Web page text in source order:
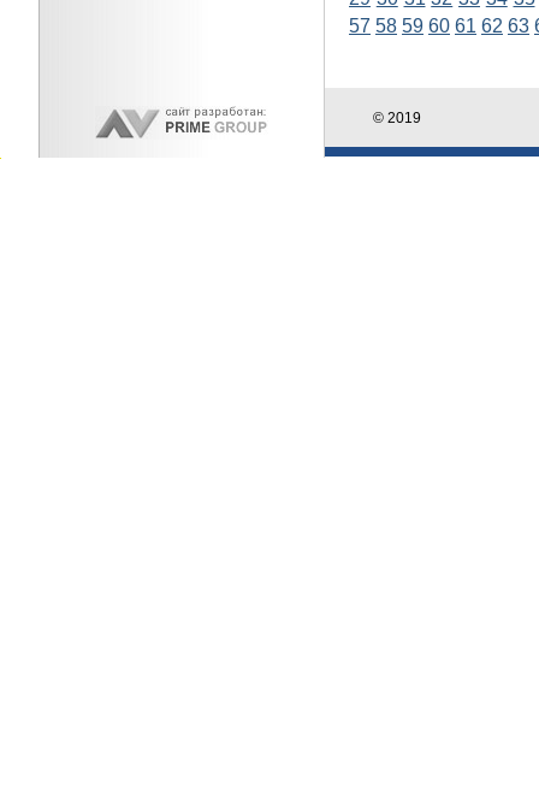
57 58 59 60 61 62 63
© 2019